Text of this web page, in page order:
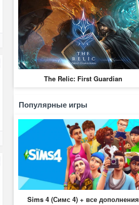
The Relic: First Guardian
Популярные игры
Sims 4 (Симс 4) + все дополнения